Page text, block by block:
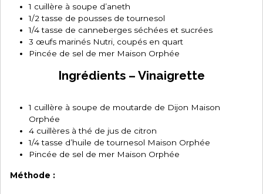
1 cuillère à soupe d’aneth
1/2 tasse de pousses de tournesol
1/4 tasse de canneberges séchées et sucrées
3 œufs marinés Nutri, coupés en quart
Pincée de sel de mer Maison Orphée
Ingrédients – Vinaigrette
1 cuillère à soupe de moutarde de Dijon Maison
Orphée
4 cuillères à thé de jus de citron
1/4 tasse d’huile de tournesol Maison Orphée
Pincée de sel de mer Maison Orphée
Méthode :